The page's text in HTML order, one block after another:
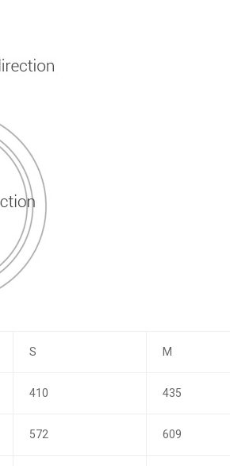
S M
410 435
572 609